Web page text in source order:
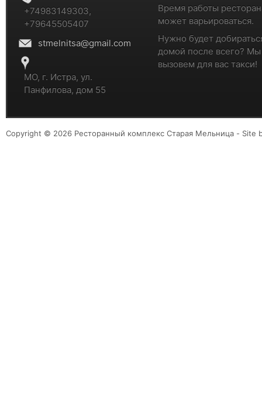
+74983149303,
+79645505407
stmelnitsa@gmail.com
МО, г. Истра, ул.
Панфилова, дом 55
Время работы
может варьироваться.
Нужно будет
домой после всего? Мы
вызовем для вас такси!
Copyright © 2026 Ресторанный комплекс Старая Мельница - Site